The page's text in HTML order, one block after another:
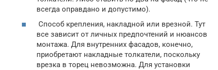
всегда оправдано и допустимо).
Способ крепления, накладной или врезной. Тут
все зависит от личных предпочтений и нюансов
монтажа. Для внутренних фасадов, конечно,
приобретают накладные толкатели, поскольку
врезка в торец невозможна. Для установки